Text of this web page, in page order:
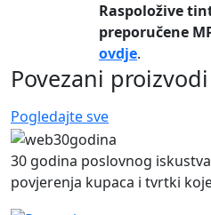
Raspoložive
preporučene
ovdje.
Povezani proizvodi
Pogledajte sve
30 godina poslovnog
povjerenja kupaca i tvrtki